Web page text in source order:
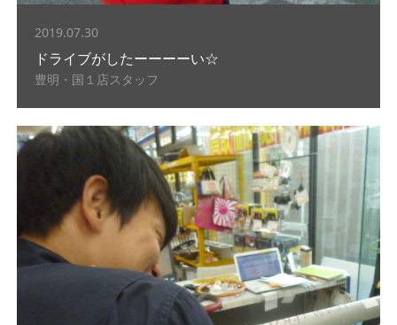
2019.07.30
ドライブがしたーーーーい☆
豊明・国１店スタッフ